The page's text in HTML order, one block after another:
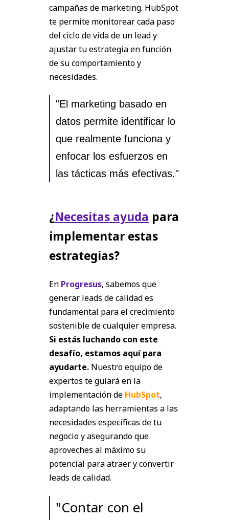
campañas de marketing. HubSpot
te permite monitorear cada paso
del ciclo de vida de un lead y
ajustar tu estrategia en función
de su comportamiento y
necesidades.
"El marketing basado en
datos permite identificar lo
que realmente funciona y
enfocar los esfuerzos en
las tácticas más efectivas."
¿Necesitas ayuda para
implementar estas
estrategias?
En Progresus, sabemos que
generar leads de calidad es
fundamental para el crecimiento
sostenible de cualquier empresa.
Si estás luchando con este
desafío, estamos aquí para
ayudarte. Nuestro equipo de
expertos te guiará en la
implementación de HubSpot,
adaptando las herramientas a las
necesidades específicas de tu
negocio y asegurando que
aproveches al máximo su
potencial para atraer y convertir
leads de calidad.
"Contar con el